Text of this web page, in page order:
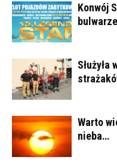
Konwój
bulwarze
Warto
nieba…